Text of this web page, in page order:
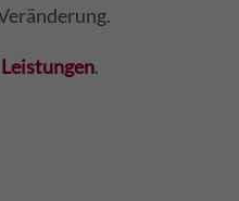
Leistungen.